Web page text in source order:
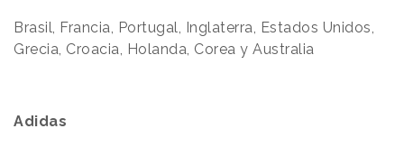
Brasil, Francia, Portugal, Inglaterra, Estados Unidos,
Grecia, Croacia, Holanda, Corea y Australia
Adidas